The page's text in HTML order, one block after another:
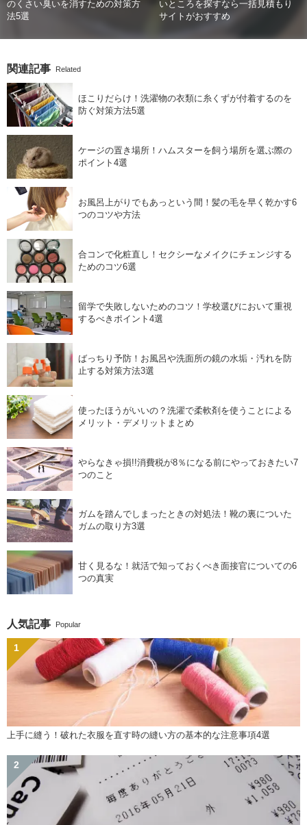
のくさい臭いを消すための対策方
法5選
いところを探すなら一括見積もり
サイトがおすすめ
関連記事 Related
ほこりだらけ！洗濯物の衣類に糸くずが付着するのを
防ぐ対策方法5選
ケージの置き場所！ハムスターを飼う場所を選ぶ際の
ポイント4選
お風呂上がりでもあっという間！髪の毛を早く乾かす6
つのコツや方法
合コンで化粧直し！セクシーなメイクにチェンジする
ためのコツ6選
留学で失敗しないためのコツ！学校選びにおいて重視
するべきポイント4選
ばっちり予防！お風呂や洗面所の鏡の水垢・汚れを防
止する対策方法3選
使ったほうがいいの？洗濯で柔軟剤を使うことによる
メリット・デメリットまとめ
やらなきゃ損!!消費税が8％になる前にやっておきたい7
つのこと
ガムを踏んでしまったときの対処法！靴の裏についた
ガムの取り方3選
甘く見るな！就活で知っておくべき面接官についての6
つの真実
人気記事 Popular
上手に縫う！破れた衣服を直す時の縫い方の基本的な注意事項4選